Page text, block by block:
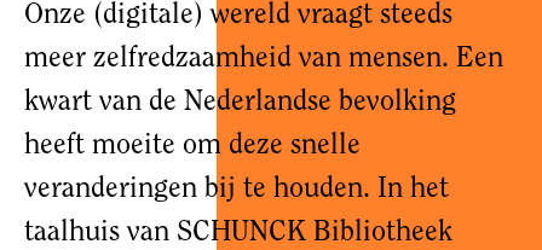
Onze (digitale) wereld vraagt steeds
meer zelfredzaamheid van mensen. Een
kwart van de Nederlandse bevolking
heeft moeite om deze snelle
veranderingen bij te houden. In het
taalhuis van SCHUNCK Bibliotheek